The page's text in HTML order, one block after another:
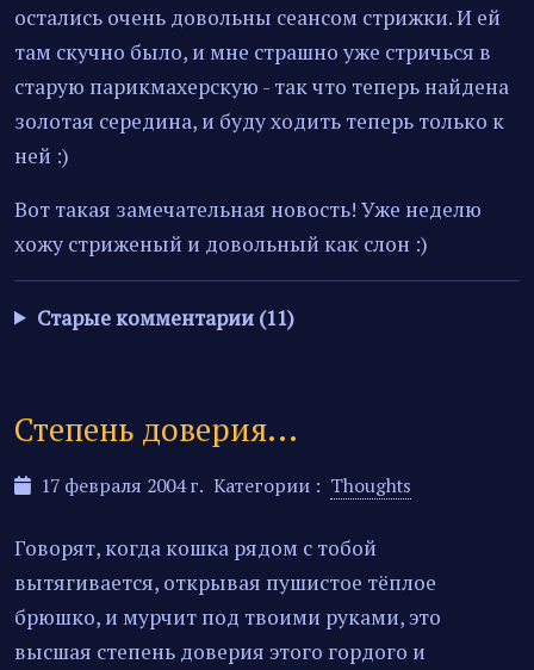
остались очень довольны сеансом стрижки. И ей
там скучно было, и мне страшно уже стричься в
старую парикмахерскую - так что теперь найдена
золотая середина, и буду ходить теперь только к
ней :)
Вот такая замечательная новость! Уже неделю
хожу стриженый и довольный как слон :)
Старые комментарии (11)
Степень доверия...
17 февраля 2004 г. Категории : Thoughts
Говорят, когда кошка рядом с тобой
вытягивается, открывая пушистое тёплое
брюшко, и мурчит под твоими руками, это
высшая степень доверия этого гордого и